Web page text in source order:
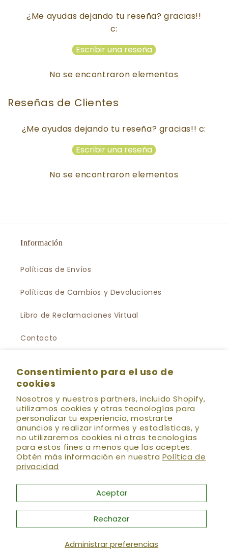
Consentimiento para el uso de
cookies
Nosotros y nuestros partners, incluido Shopify,
utilizamos cookies y otras tecnologías para
personalizar tu experiencia, mostrarte
anuncios y realizar informes y estadísticas, y
no utilizaremos cookies ni otras tecnologías
para estos fines a menos que las aceptes.
Obtén más información en nuestra Política de
privacidad
Administrar preferencias
Aceptar
Rechazar
¿Me ayudas dejando tu reseña? gracias!!
c:
Escribir una reseña
No se encontraron elementos
Reseñas de Clientes
¿Me ayudas dejando tu reseña? gracias!! c:
Escribir una reseña
No se encontraron elementos
Información
Políticas de Envíos
Políticas de Cambios y Devoluciones
Libro de Reclamaciones Virtual
Contacto
Política de Suscripción al Newsletter
Preguntas Frecuentes
💌 HOLÍSTICA NEWS
Se el primero en enterarte
de las nuevas colecciones, preventas, descuentos
especiales, talleres, eventos y más!! (:
Correo electrónico
FacebookInstagramYouTube